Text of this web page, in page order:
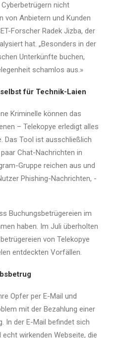
nicht
von Anbietern und Kunden
Forscher Radek Jizba, der
hat. „Besonders in der
Unterkünfte buchen,
schamlos aus.»
für Technik-Laien
Kriminelle können das
– Telekopye erledigt alles
Das Tool ist ausschließlich
Chat-Nachrichten in
Gruppe reichen aus und
Phishing-Nachrichten, -
Buchungsbetrügereien im
haben. Im Juli überholten
von Telekopye
entdeckten Vorfällen.
Opfer per E-Mail und
mit der Bezahlung einer
In der E-Mail befindet sich
wirkenden Webseite, die